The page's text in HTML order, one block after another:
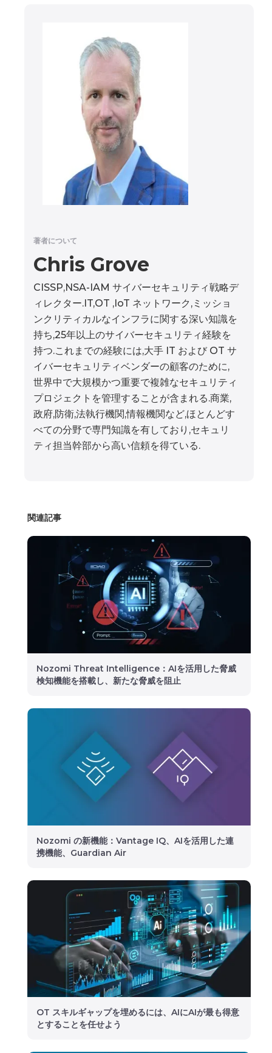
著者について
Chris Grove
CISSP,NSA-IAM サイバーセキュリティ戦略デ
ィレクター.IT,OT ,IoT ネットワーク,ミッショ
ンクリティカルなインフラに関する深い知識を
持ち,25年以上のサイバーセキュリティ経験を
持つ.これまでの経験には,大手 IT および OT サ
イバーセキュリティベンダーの顧客のために,
世界中で大規模かつ重要で複雑なセキュリティ
プロジェクトを管理することが含まれる.商業,
政府,防衛,法執行機関,情報機関など,ほとんどす
べての分野で専門知識を有しており,セキュリ
ティ担当幹部から高い信頼を得ている.
関連記事
Nozomi Threat Intelligence：AIを活用した脅威
検知機能を搭載し、新たな脅威を阻止
Nozomi の新機能：Vantage IQ、AIを活用した連
携機能、Guardian Air
OT スキルギャップを埋めるには、AIにAIが最も得意
とすることを任せよう